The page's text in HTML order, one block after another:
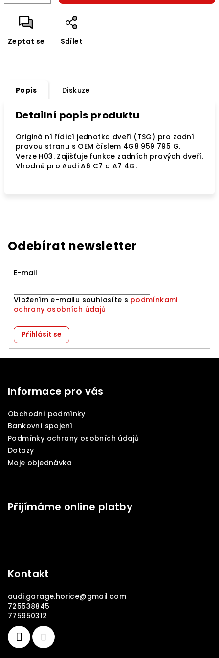
Zeptat se Sdílet
Popis Diskuze
Detailní popis produktu
Originální řídící jednotka dveří (TSG) pro zadní
pravou stranu s OEM číslem 4G8 959 795 G.
Verze H03. Zajišťuje funkce zadních pravých dveří.
Vhodné pro Audi A6 C7 a A7 4G.
Odebírat newsletter
E-mail
Vložením e-mailu souhlasíte s podmínkami
ochrany osobních údajů
Přihlásit se
Informace pro vás
Obchodní podmínky
Bankovní spojení
Podmínky ochrany osobních údajů
Dotazy
Moje objednávka
Přijímáme online platby
Kontakt
audi.garage.horice@gmail.com
725538845
775950312